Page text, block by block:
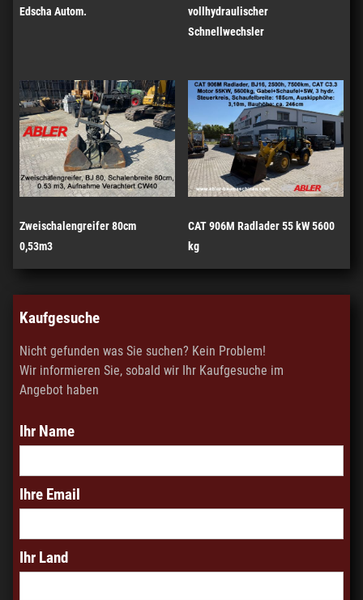
Edscha Autom.
vollhydraulischer
Schnellwechsler
Zweischalengreifer 80cm
0,53m3
CAT 906M Radlader 55 kW 5600
kg
Kaufgesuche
Nicht gefunden was Sie suchen? Kein Problem!
Wir informieren Sie, sobald wir Ihr Kaufgesuche im
Angebot haben
Ihr Name
Ihre Email
Ihr Land